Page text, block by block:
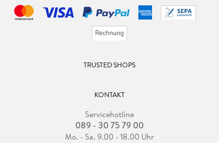
TRUSTED SHOPS
KONTAKT
Servicehotline
089 - 30 75 79 00
Mo. - Sa. 9.00 - 18.00 Uhr